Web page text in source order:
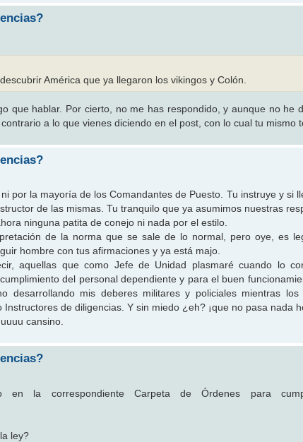
América que ya llegaron los vikingos y Colón.
que hablar. Por cierto, no me has respondido, y aunque no he
a lo que vienes diciendo en el post, con lo cual tu mismo
por la mayoría de los Comandantes de Puesto. Tu instruye y si
de las mismas. Tu tranquilo que ya asumimos nuestras
ninguna patita de conejo ni nada por el estilo.
de la norma que se sale de lo normal, pero oye, es
hombre con tus afirmaciones y ya está majo.
aquellas que como Jefe de Unidad plasmaré cuando lo
del personal dependiente y para el buen
desarrollando mis deberes militares y policiales mientras
de diligencias. Y sin miedo ¿eh? ¡que no pasa nada
cansino.
en la correspondiente Carpeta de Órdenes para
ley?